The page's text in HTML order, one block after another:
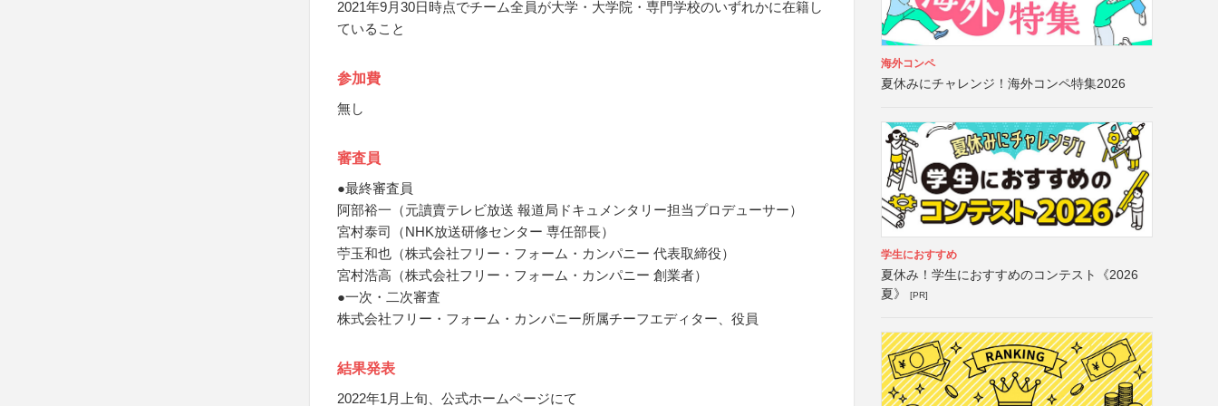
2021年9月30日時点でチーム全員が大学・大学院・専門学校のいずれかに在籍し
ていること
参加費
無し
審査員
●最終審査員
阿部裕一（元讀賣テレビ放送 報道局ドキュメンタリー担当プロデューサー）
宮村泰司（NHK放送研修センター 専任部長）
苧玉和也（株式会社フリー・フォーム・カンパニー 代表取締役）
宮村浩高（株式会社フリー・フォーム・カンパニー 創業者）
●一次・二次審査
株式会社フリー・フォーム・カンパニー所属チーフエディター、役員
結果発表
2022年1月上旬、公式ホームページにて
海外コンペ
夏休みにチャレンジ！海外コンペ特集2026
学生におすすめ
夏休み！学生におすすめのコンテスト《2026
夏》
[PR]